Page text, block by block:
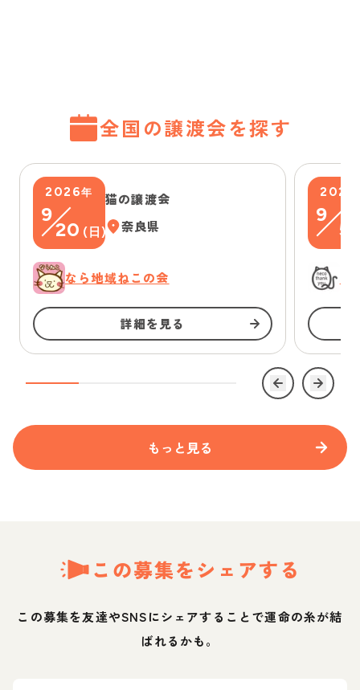
全国の譲渡会を探す
2026年
9
20 ( 日)
猫の譲渡会
奈良県
なら地域ねこの会
詳細を見る
2026
9
5
もっと見る
この募集をシェアする
この募集を友達やSNSにシェアすることで運命の糸が結
ばれるかも。